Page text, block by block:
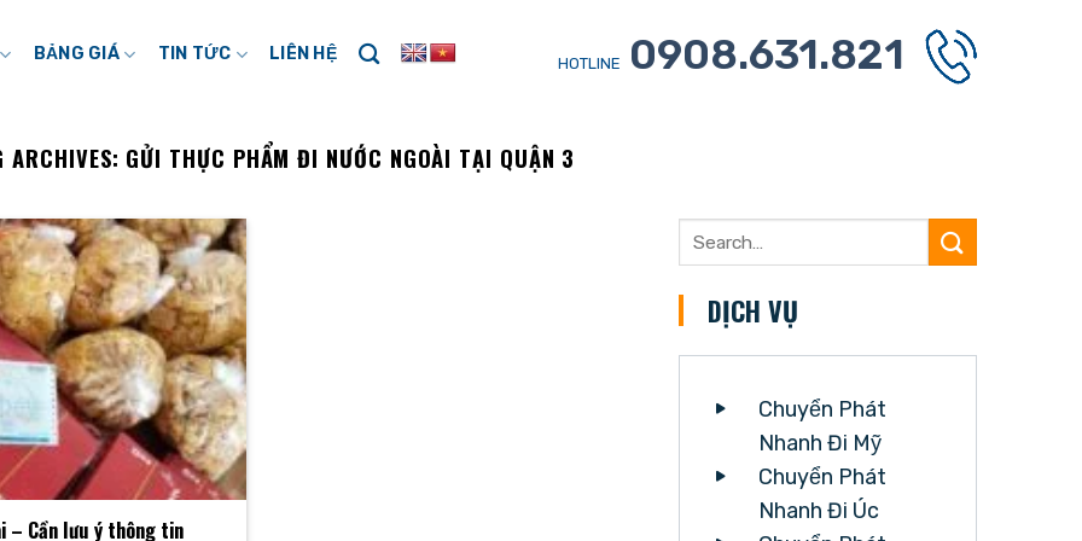
BẢNG GIÁ TIN TỨC LIÊN HỆ HOTLINE 0908.631.821
ARCHIVES: GỬI THỰC PHẨM ĐI NƯỚC NGOÀI TẠI QUẬN 3
– Cần lưu ý thông tin
DỊCH VỤ
Chuyển Phát
Nhanh Đi Mỹ
Chuyển Phát
Nhanh Đi Úc